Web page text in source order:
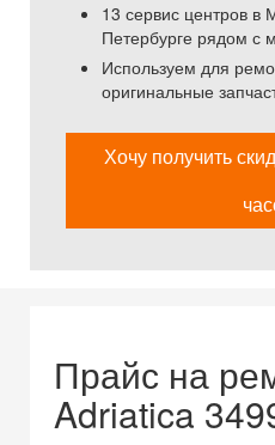
13 сервис центров в
Петербурге рядом с
Используем для
оригинальные
Хочу получить
Прайс на
Adriatica